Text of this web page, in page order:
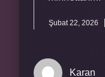
Şubat 22, 2026
Karan